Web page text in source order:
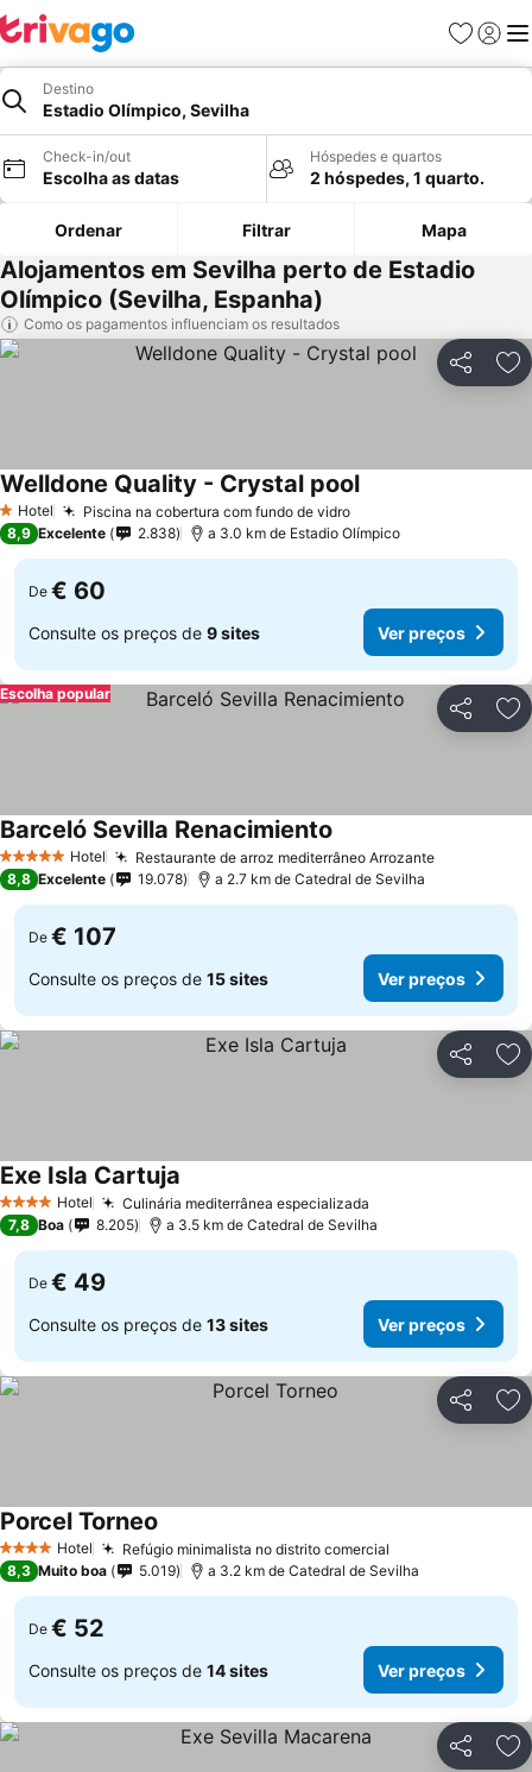
Favoritos
Iniciar
Destino
Estadio Olímpico, Sevilha
Check-in/out
Escolha as datas
Hóspedes e quartos
2 hóspedes, 1 quarto.
Ordenar Filtrar Mapa
Alojamentos em Sevilha perto de Estadio
Olímpico (Sevilha, Espanha)
Como os pagamentos influenciam os resultados
Partilhar
1 Estrelas
Hotel Piscina na cobertura com fundo de vidroVer preços
Welldone Quality - Crystal poolVer preços
8,9 Excelente 2.838 a 3.0 km de Estadio Olímpico
De € 60
Consulte os preços de 9 sites Ver preços
Partilhar
Escolha popular
5 Estrelas Hotel Restaurante de arroz mediterrâneo ArrozanteVer preços
Barceló Sevilla Renacimiento
8,8 Excelente 19.078 a 2.7 km de Catedral de Sevilha
De € 107
Consulte os preços de 15 sites Ver preços
Partilhar
4 EstrelasHotel Culinária mediterrânea especializada
Exe Isla Cartuja
7,8 Boa 8.205 a 3.5 km de Catedral de Sevilha
De € 49
Consulte os preços de 13 sites Ver preços
Partilhar
4 EstrelasHotel Refúgio minimalista no distrito comercial
Porcel Torneo
8,3 Muito boa 5.019 a 3.2 km de Catedral de Sevilha
De € 52
Consulte os preços de 14 sites Ver preços
Partilhar